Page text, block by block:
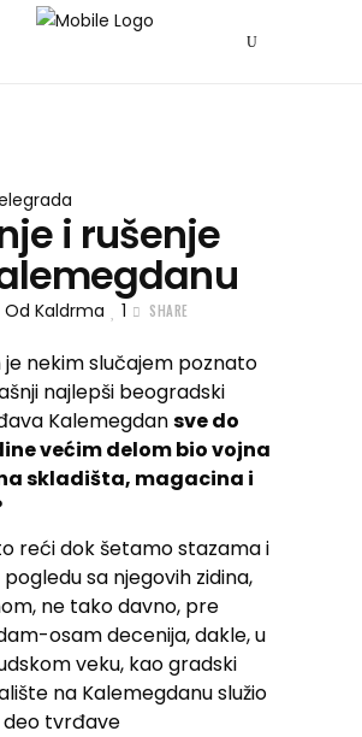
i rušenje
Od Kaldrma 1 SHARE
je nekim slučajem poznato
najlepši beogradski
Kalemegdansve do
većim delom bio vojna
skladišta, magacina i
reći dok šetamo stazama i
sa njegovih zidina,
ne tako davno, pre
osam decenija, dakle, u
veku, kao gradski
na Kalemegdanu služio
tvrđave